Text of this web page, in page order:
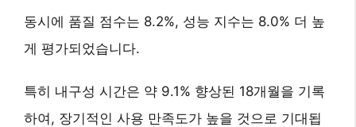
동시에 품질 점수는 8.2%, 성능 지수는 8.0% 더 높
게 평가되었습니다.
특히 내구성 시간은 약 9.1% 향상된 18개월을 기록
하여, 장기적인 사용 만족도가 높을 것으로 기대됩